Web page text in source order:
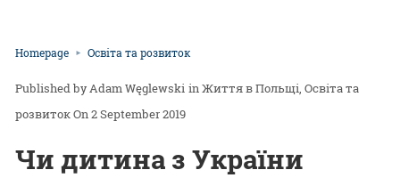
Homepage Освіта та розвиток
Adam Węglewski inЖиття в Польщі Освіта та
розвитокOn 2 September 2019
Чи дитина з України